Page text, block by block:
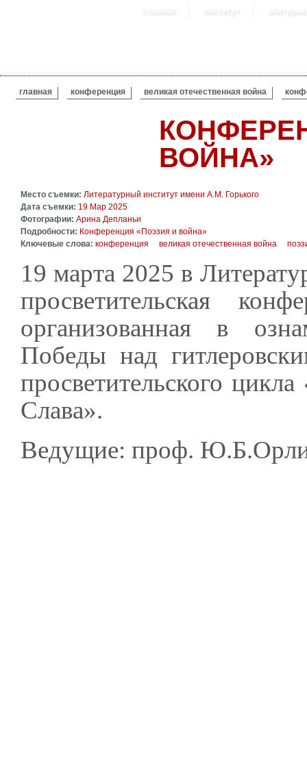
главная институт
ВЫ ЗДЕСЬ
главная конференция великая отечественная война
ВОЙНА»
Место съемки: Литературный институт имени А.М. Горького
Дата съемки: 19 Мар 2025
Фотографии: Арина Депланьи
Подробности: Конференция «Поэзия и война»
Ключевые слова: конференция великая отечественная война
19 марта 2025 в
просветительская
организованная в
Победы над
просветительского
Слава».
Ведущие: проф.